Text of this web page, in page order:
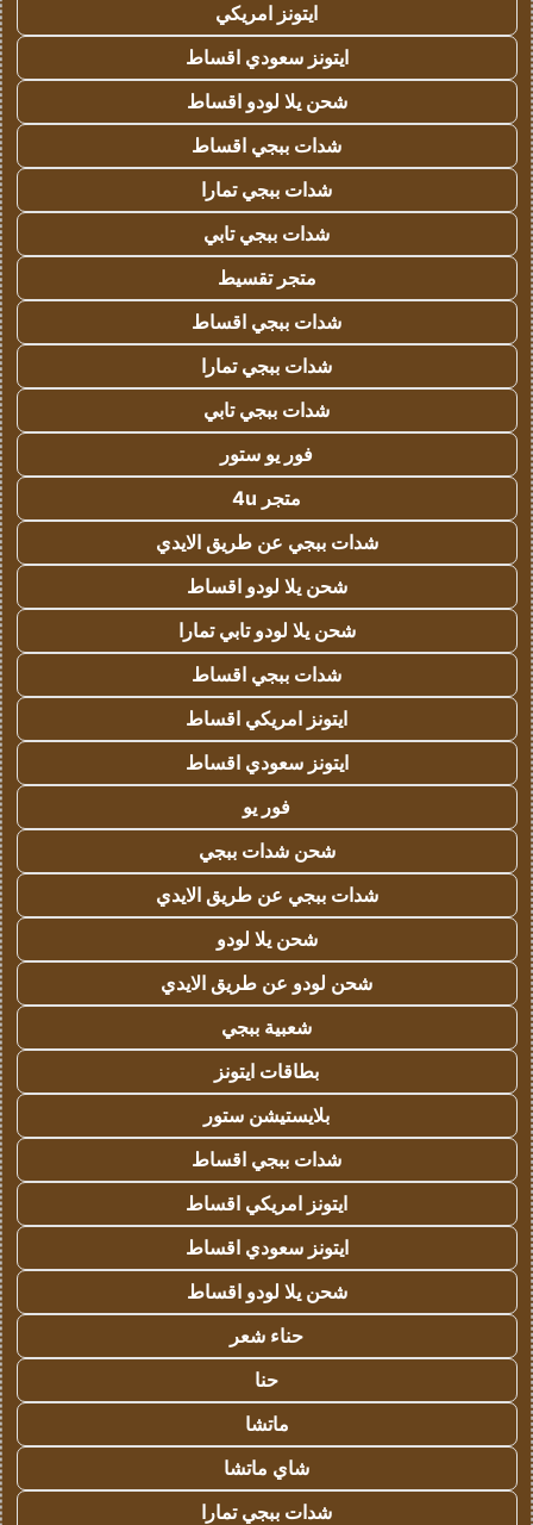
ايتونز امريكي
ايتونز سعودي اقساط
شحن يلا لودو اقساط
شدات ببجي اقساط
شدات ببجي تمارا
شدات ببجي تابي
متجر تقسيط
شدات ببجي اقساط
شدات ببجي تمارا
شدات ببجي تابي
فور يو ستور
متجر 4u
شدات ببجي عن طريق الايدي
شحن يلا لودو اقساط
شحن يلا لودو تابي تمارا
شدات ببجي اقساط
ايتونز امريكي اقساط
ايتونز سعودي اقساط
فور يو
شحن شدات ببجي
شدات ببجي عن طريق الايدي
شحن يلا لودو
شحن لودو عن طريق الايدي
شعبية ببجي
بطاقات ايتونز
بلايستيشن ستور
شدات ببجي اقساط
ايتونز امريكي اقساط
ايتونز سعودي اقساط
شحن يلا لودو اقساط
حناء شعر
حنا
ماتشا
شاي ماتشا
شدات ببجي تمارا